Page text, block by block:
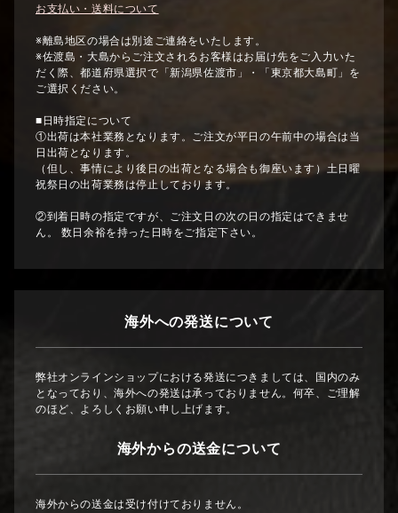
お支払い・送料について
※離島地区の場合は別途ご連絡をいたします。
※佐渡島・大島からご注文されるお客様はお届け先をご入力いた
だく際、都道府県選択で「新潟県佐渡市」・「東京都大島町」を
ご選択ください。
■日時指定について
①出荷は本社業務となります。ご注文が平日の午前中の場合は当
日出荷となります。
（但し、事情により後日の出荷となる場合も御座います）土日曜
祝祭日の出荷業務は停止しております。
②到着日時の指定ですが、ご注文日の次の日の指定はできませ
ん。 数日余裕を持った日時をご指定下さい。
海外への発送について
弊社オンラインショップにおける発送につきましては、国内のみ
となっており、海外への発送は承っておりません。何卒、ご理解
のほど、よろしくお願い申し上げます。
海外からの送金について
海外からの送金は受け付けておりません。